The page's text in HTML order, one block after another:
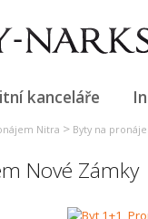
kanceláře
Nitra > Byty na
Nové Zámky